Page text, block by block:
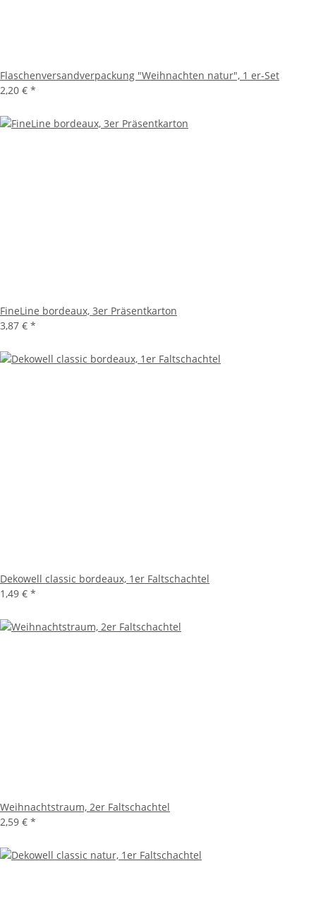
Flaschenversandverpackung "Weihnachten natur", 1 er-Set
2,20 € *
FineLine bordeaux, 3er Präsentkarton
3,87 € *
Dekowell classic bordeaux, 1er Faltschachtel
1,49 € *
Weihnachtstraum, 2er Faltschachtel
2,59 € *